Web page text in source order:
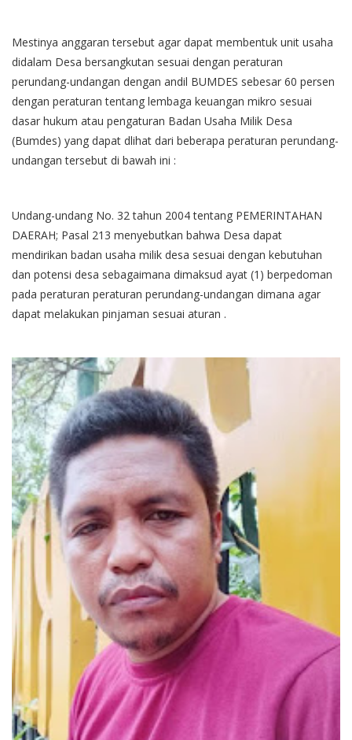
Mestinya anggaran tersebut agar dapat membentuk unit usaha
didalam Desa bersangkutan sesuai dengan peraturan
perundang-undangan dengan andil BUMDES sebesar 60 persen
dengan peraturan tentang lembaga keuangan mikro sesuai
dasar hukum atau pengaturan Badan Usaha Milik Desa
(Bumdes) yang dapat dlihat dari beberapa peraturan perundang-
undangan tersebut di bawah ini :
Undang-undang No. 32 tahun 2004 tentang PEMERINTAHAN
DAERAH; Pasal 213 menyebutkan bahwa Desa dapat
mendirikan badan usaha milik desa sesuai dengan kebutuhan
dan potensi desa sebagaimana dimaksud ayat (1) berpedoman
pada peraturan peraturan perundang-undangan dimana agar
dapat melakukan pinjaman sesuai aturan .